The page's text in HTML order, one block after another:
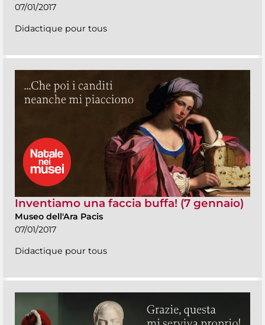
07/01/2017
Didactique pour tous
Inventiamo una faccia buffa! (7 gennaio)
Museo dell'Ara Pacis
07/01/2017
Didactique pour tous